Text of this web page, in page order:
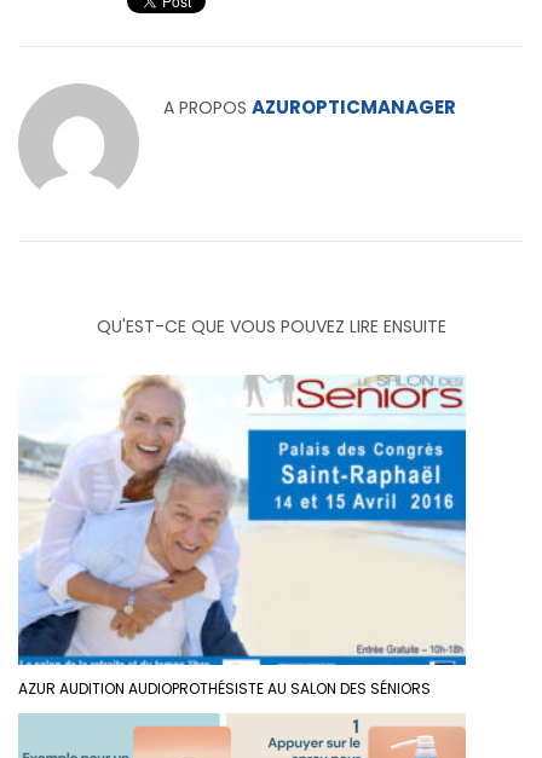
A PROPOS AZUROPTICMANAGER
QU'EST-CE QUE VOUS POUVEZ LIRE ENSUITE
AZUR AUDITION AUDIOPROTHÉSISTE AU SALON DES SÉNIORS